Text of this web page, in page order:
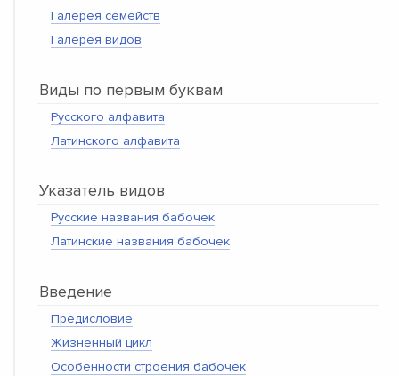
Галерея семейств
Галерея видов
Виды по первым буквам
Русского алфавита
Латинского алфавита
Указатель видов
Русские названия бабочек
Латинские названия бабочек
Введение
Предисловие
Жизненный цикл
Особенности строения бабочек